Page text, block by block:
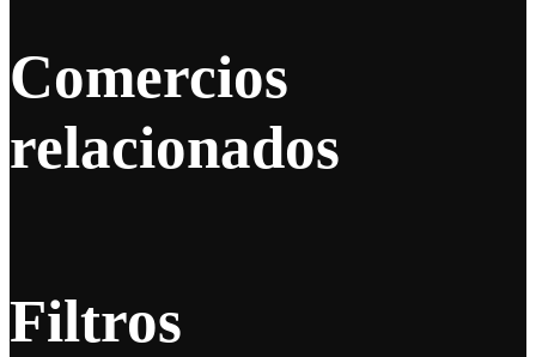
Comercios
relacionados
Filtros